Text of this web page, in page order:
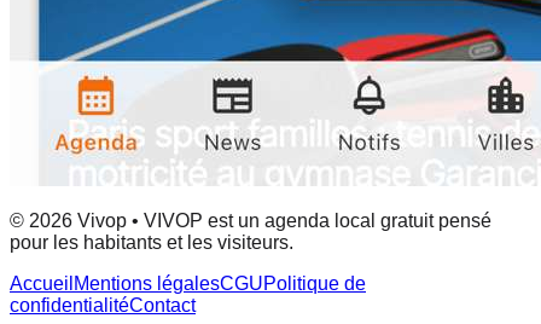
© 2026 Vivop • VIVOP est un agenda local gratuit pensé
pour les habitants et les visiteurs.
Accueil Mentions légalesCGUPolitique de
confidentialitéContact